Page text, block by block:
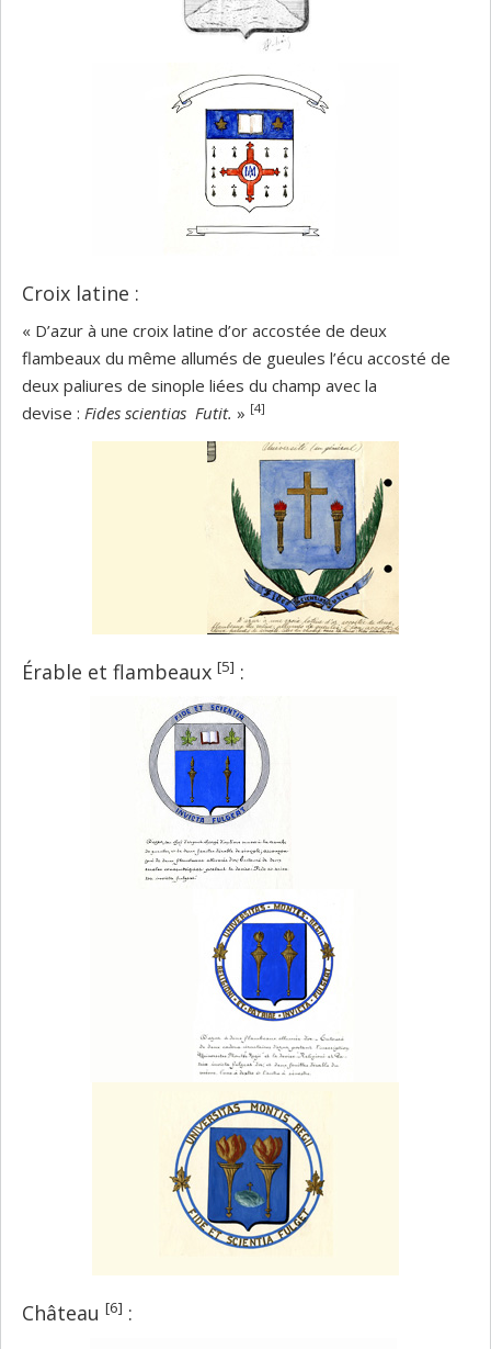
Croix latine :
« D’azur à une croix latine d’or accostée de deux
flambeaux du même allumés de gueules l’écu accosté de
deux paliures de sinople liées du champ avec la
devise : Fides scientias Futit. » [4]
Érable et flambeaux [5] :
Château [6] :